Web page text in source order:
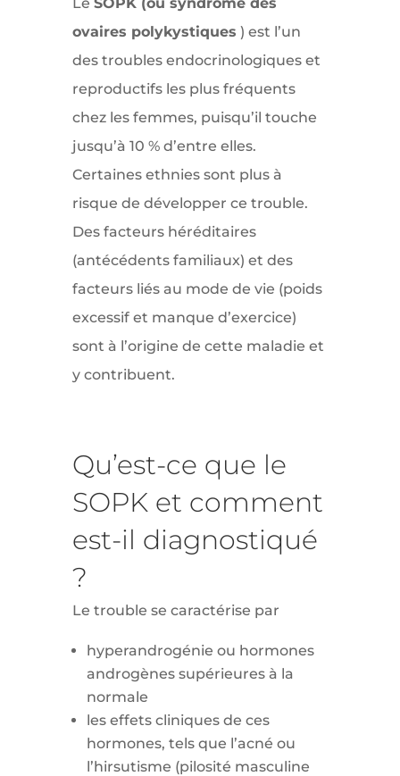
ovaires polykystiques ) est l’un
des troubles endocrinologiques et
reproductifs les plus fréquents
chez les femmes, puisqu’il touche
jusqu’à 10 % d’entre elles.
Certaines ethnies sont plus à
risque de développer ce trouble.
Des facteurs héréditaires
(antécédents familiaux) et des
facteurs liés au mode de vie (poids
excessif et manque d’exercice)
sont à l’origine de cette maladie et
y contribuent.
Qu’est-ce que le
SOPK et comment
est-il diagnostiqué
?
Le trouble se caractérise par
hyperandrogénie ou hormones
androgènes supérieures à la
normale
les effets cliniques de ces
hormones, tels que l’acné ou
l’hirsutisme (pilosité masculine